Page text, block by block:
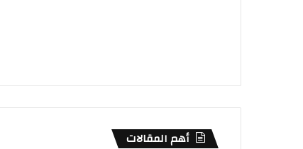
أهم المقالات